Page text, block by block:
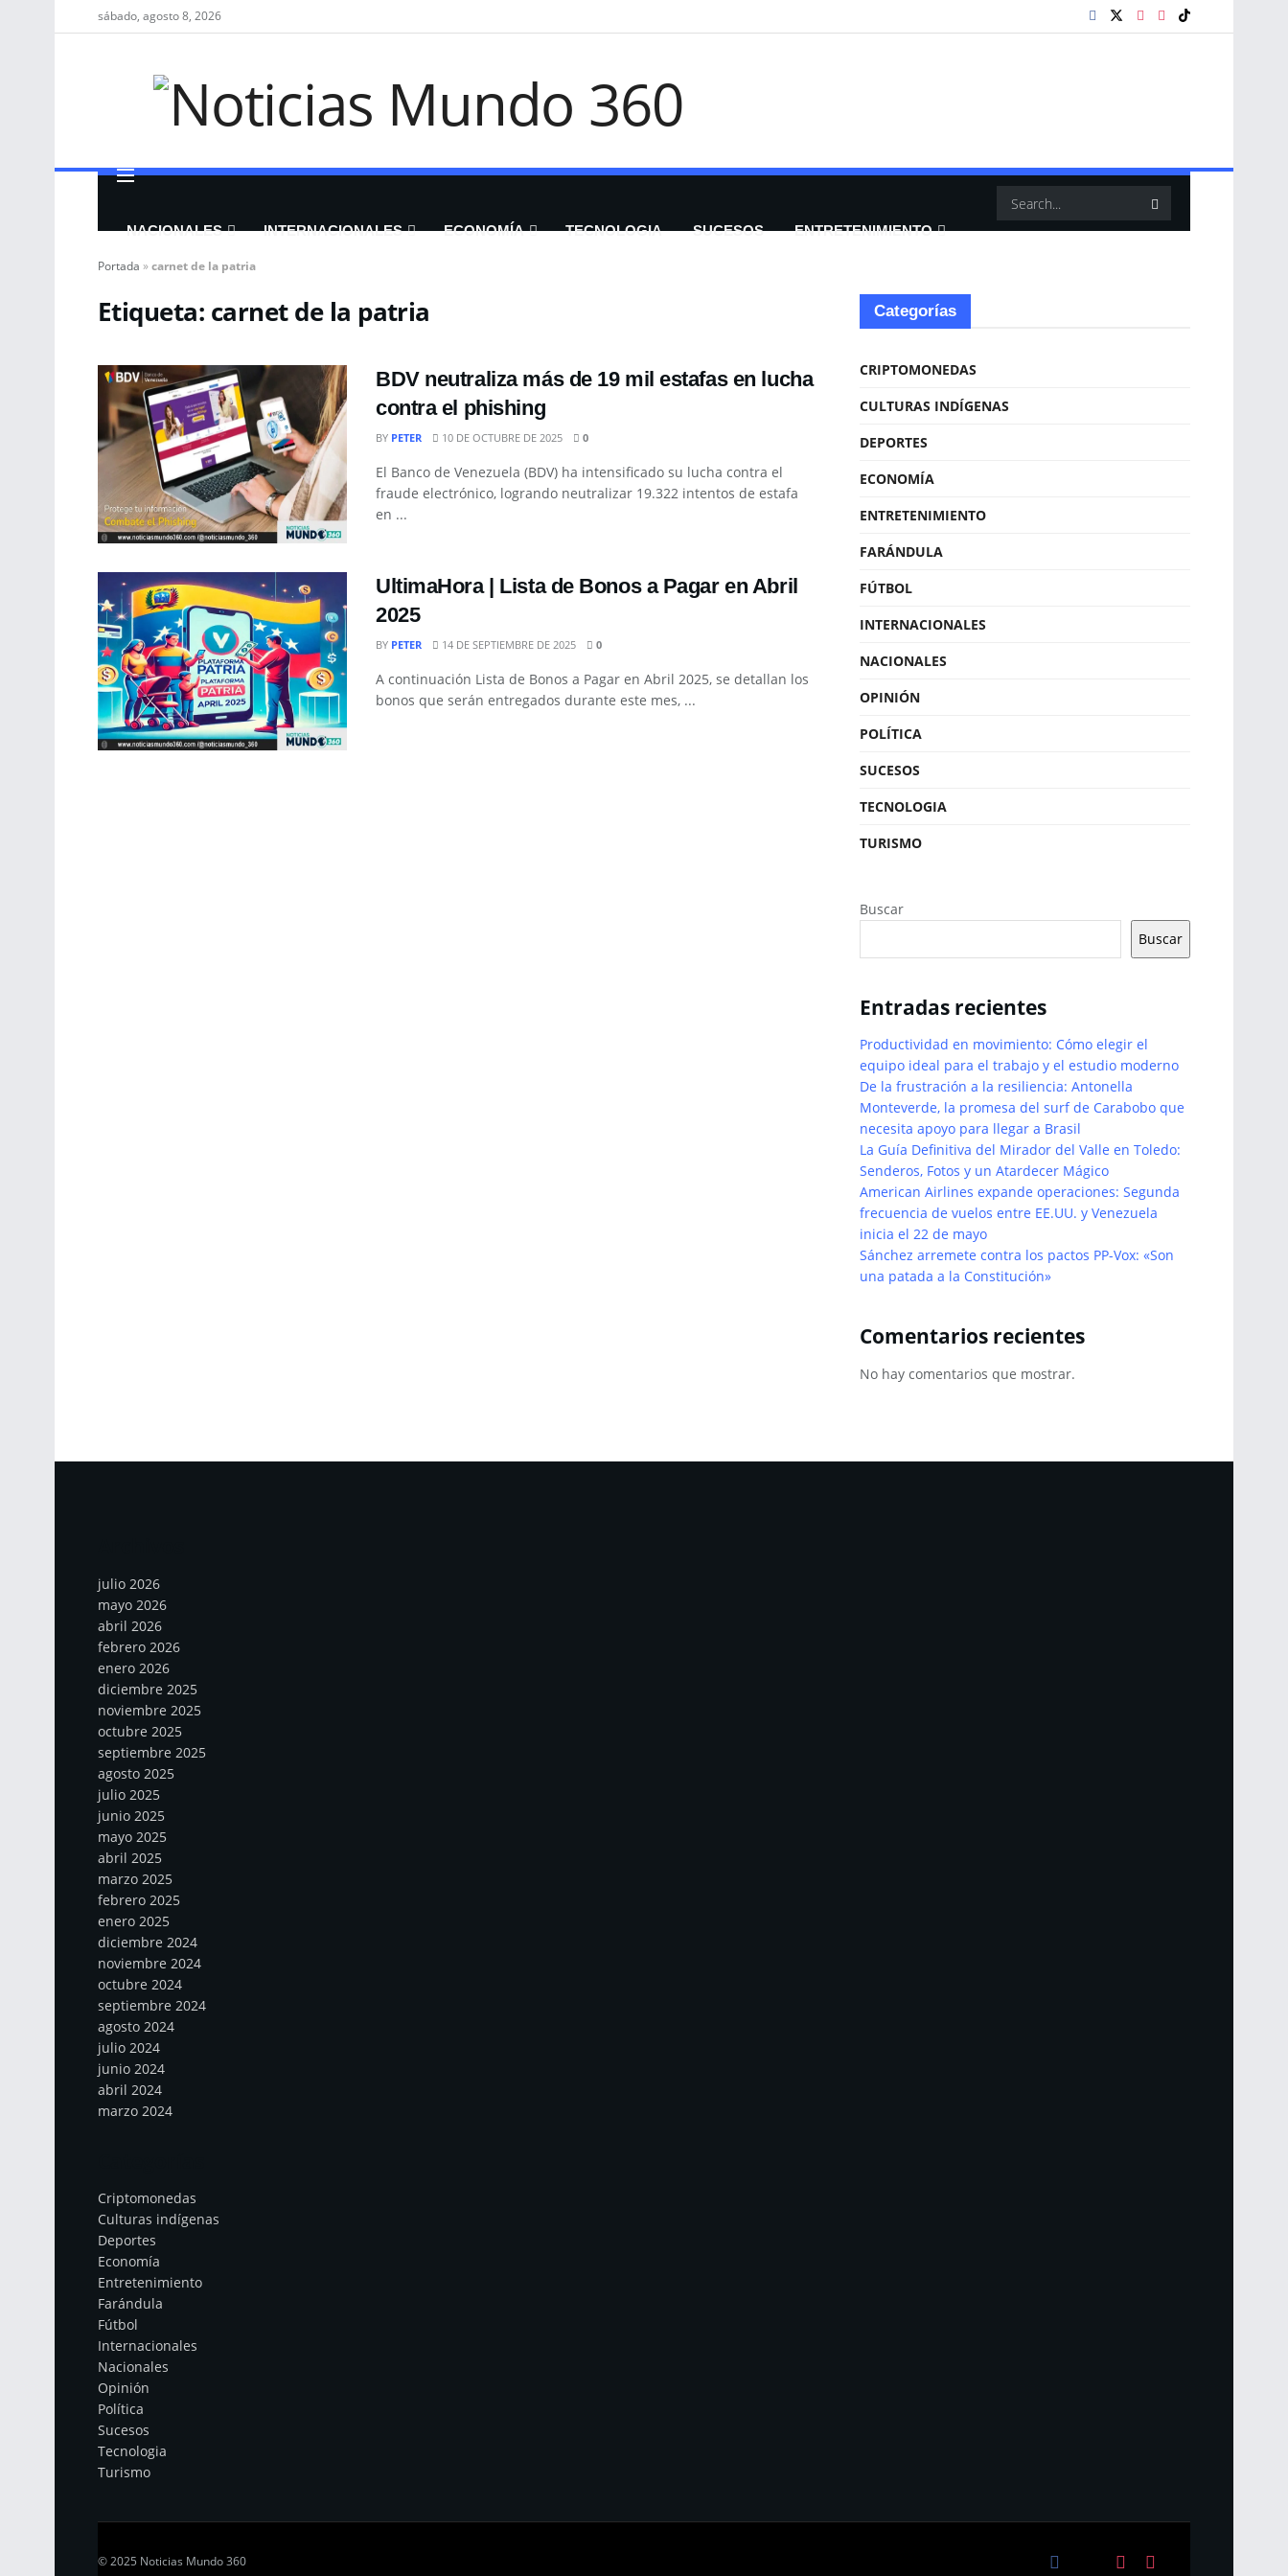
sábado, agosto 8, 2026
NACIONALES INTERNACIONALES ECONOMÍA TECNOLOGIA SUCESOS ENTRETENIMIENTO
Portada »carnet de la patria
Etiqueta: carnet de la patria
BDV neutraliza más de 19 mil estafas en lucha
contra el phishing
BY PETER 10 DE OCTUBRE DE 2025 0
El Banco de Venezuela (BDV) ha intensificado su lucha contra el
fraude electrónico, logrando neutralizar 19.322 intentos de estafa
en ...
UltimaHora | Lista de Bonos a Pagar en Abril
2025
BY PETER 14 DE SEPTIEMBRE DE 2025 0
A continuación Lista de Bonos a Pagar en Abril 2025, se detallan los
bonos que serán entregados durante este mes, ...
Categorías
CRIPTOMONEDAS
CULTURAS INDÍGENAS
DEPORTES
ECONOMÍA
ENTRETENIMIENTO
FARÁNDULA
FÚTBOL
INTERNACIONALES
NACIONALES
OPINIÓN
POLÍTICA
SUCESOS
TECNOLOGIA
TURISMO
Buscar
Buscar
Entradas recientes
Productividad en movimiento: Cómo elegir el
equipo ideal para el trabajo y el estudio moderno
De la frustración a la resiliencia: Antonella
Monteverde, la promesa del surf de Carabobo que
necesita apoyo para llegar a Brasil
La Guía Definitiva del Mirador del Valle en Toledo:
Senderos, Fotos y un Atardecer Mágico
American Airlines expande operaciones: Segunda
frecuencia de vuelos entre EE.UU. y Venezuela
inicia el 22 de mayo
Sánchez arremete contra los pactos PP-Vox: «Son
una patada a la Constitución»
Comentarios recientes
No hay comentarios que mostrar.
julio 2026
mayo 2026
abril 2026
febrero 2026
enero 2026
diciembre 2025
noviembre 2025
octubre 2025
septiembre 2025
agosto 2025
julio 2025
junio 2025
mayo 2025
abril 2025
marzo 2025
febrero 2025
enero 2025
diciembre 2024
noviembre 2024
octubre 2024
septiembre 2024
agosto 2024
julio 2024
junio 2024
abril 2024
marzo 2024
Criptomonedas
Culturas indígenas
Deportes
Economía
Entretenimiento
Farándula
Fútbol
Internacionales
Nacionales
Opinión
Política
Sucesos
Tecnologia
Turismo
© 2025 Noticias Mundo 360